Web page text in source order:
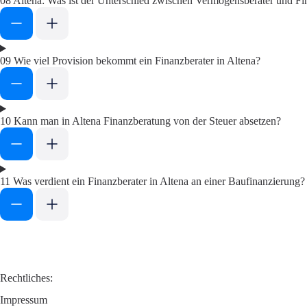
09 Wie viel Provision bekommt ein Finanzberater in Altena?
10 Kann man in Altena Finanzberatung von der Steuer absetzen?
11 Was verdient ein Finanzberater in Altena an einer Baufinanzierung?
Rechtliches:
Impressum